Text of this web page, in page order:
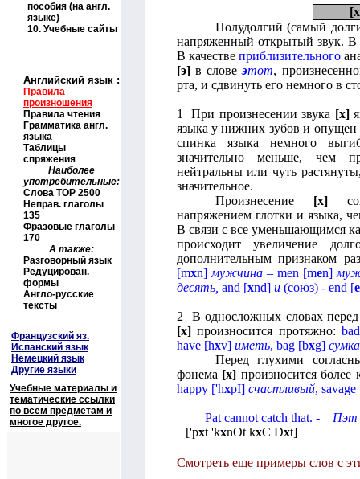
пособия (на англ.
языке)
10. Учебные сайты
[x
Полудолгий (самый
напряженный открытый звук. В
В качестве приблизительного
[э]в словеэтот,
рта, и сдвинуть его немного в
1 При произнесении звука [x]
языка у нижних зубов и опущен
спинка языка немного
значительно меньше, чем
нейтральны или чуть
значительное.
Произнесение [x]
напряжением глотки и языка,
В связи с все уменьшающимся
происходит увеличение
дополнительным признаком
[mxn] мужчина–men [men]
десять, and [xnd] и(союз) - end [e
2 В односложных словах
[x]произносится протяжно: bad
have[hxv] иметь, bag[bxg] сумка
Перед глухими
фонема [x] произносится более
happy ['hxpI] счастливый, savage
Pat cannot catch that. - Пэт
['pxt 'kxnOt kxC Dxt]
Смотреть еще примеры слов с
Английский язык :
Правила
произношения
Правила чтения
Грамматика англ.
языка
Таблицы
спряжения
Наиболее
употребительные:
Слова TOP 2500
Неправ. глаголы
135
Фразовые глаголы
170
А также:
Разговорный язык
Редуцирован.
формы
Англо-русские
тексты
Французский яз.
Испанский язык
Немецкий язык
Другие языки
Учебные материалы и
тематические ссылки
по всем предметам и
многое другое.